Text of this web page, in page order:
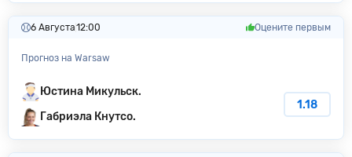
6 Августа12:00 Оцените первым
Прогноз на Warsaw
Юстина Микульск.
Габриэла Кнутсо.
1.18